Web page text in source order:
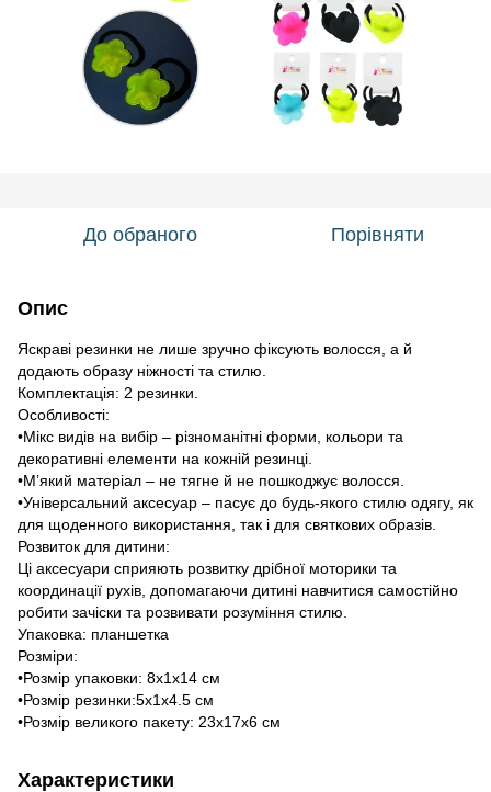
До обраного Порівняти
Опис
Яскраві резинки не лише зручно фіксують волосся, а й
додають образу ніжності та стилю.
Комплектація: 2 резинки.
Особливості:
•Мікс видів на вибір – різноманітні форми, кольори та
декоративні елементи на кожній резинці.
•М’який матеріал – не тягне й не пошкоджує волосся.
•Універсальний аксесуар – пасує до будь-якого стилю одягу, як
для щоденного використання, так і для святкових образів.
Розвиток для дитини:
Ці аксесуари сприяють розвитку дрібної моторики та
координації рухів, допомагаючи дитині навчитися самостійно
робити зачіски та розвивати розуміння стилю.
Упаковка: планшетка
Розміри:
•Розмір упаковки: 8х1х14 см
•Розмір резинки:5х1х4.5 см
•Розмір великого пакету: 23х17х6 см
Характеристики